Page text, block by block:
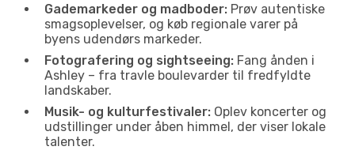
Gademarkeder og madboder: Prøv autentiske
smagsoplevelser, og køb regionale varer på
byens udendørs markeder.
Fotografering og sightseeing: Fang ånden i
Ashley – fra travle boulevarder til fredfyldte
landskaber.
Musik- og kulturfestivaler: Oplev koncerter og
udstillinger under åben himmel, der viser lokale
talenter.